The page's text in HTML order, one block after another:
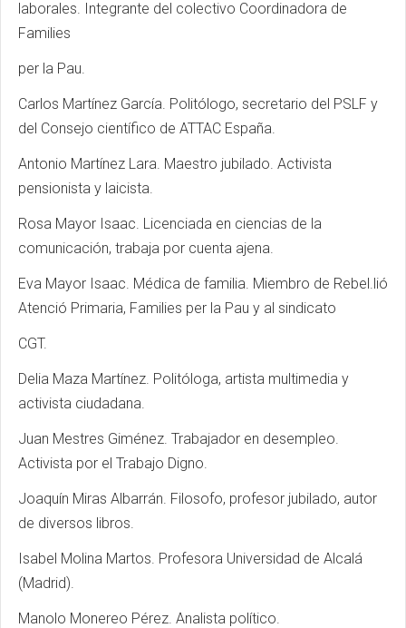
laborales. Integrante del colectivo Coordinadora de
Families
per la Pau.
Carlos Martínez García. Politólogo, secretario del PSLF y
del Consejo científico de ATTAC España.
Antonio Martínez Lara. Maestro jubilado. Activista
pensionista y laicista.
Rosa Mayor Isaac. Licenciada en ciencias de la
comunicación, trabaja por cuenta ajena.
Eva Mayor Isaac. Médica de familia. Miembro de Rebel.lió
Atenció Primaria, Families per la Pau y al sindicato
CGT.
Delia Maza Martínez. Politóloga, artista multimedia y
activista ciudadana.
Juan Mestres Giménez. Trabajador en desempleo.
Activista por el Trabajo Digno.
Joaquín Miras Albarrán. Filosofo, profesor jubilado, autor
de diversos libros.
Isabel Molina Martos. Profesora Universidad de Alcalá
(Madrid).
Manolo Monereo Pérez. Analista político.